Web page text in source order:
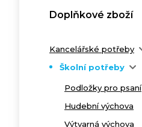
Doplňkové zboží
Kancelářské potřeby
Školní potřeby
Podložky pro psaní
Hudební výchova
Výtvarná výchova